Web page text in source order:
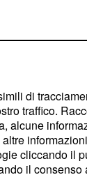
di
traffico.
alcune
cliccando il
il